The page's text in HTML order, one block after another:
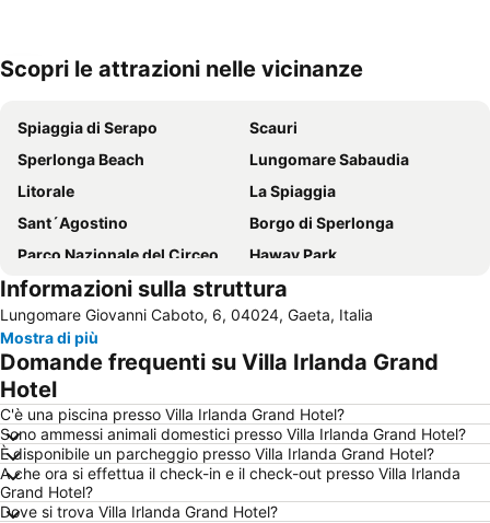
Espandi mappa
Scopri le attrazioni nelle vicinanze
Spiaggia di Serapo
Scauri
Sperlonga Beach
Lungomare Sabaudia
Litorale
La Spiaggia
Sant´Agostino
Borgo di Sperlonga
Parco Nazionale del Circeo
Haway Park
Porto di mare
Riviera di Ponente - Lago Lungo
Abbazia di Monte Cassino
Riviera di Levante
Lungomare della Repubblica
Parco Regionale Riviera di Ulisse
Litorale
Сentro storico
Ariana beach
Pinetamare
Via Lungomare Caboto
Cascate del Liri
Via Appia loto Napoli
Montagna Spaccata
Spiaggia Dell´Arenauta
Informazioni sulla struttura
Lungomare Giovanni Caboto, 6, 04024, Gaeta, Italia
Mostra di più
Domande frequenti su Villa Irlanda Grand
Hotel
C'è una piscina presso Villa Irlanda Grand Hotel?
Sono ammessi animali domestici presso Villa Irlanda Grand Hotel?
È disponibile un parcheggio presso Villa Irlanda Grand Hotel?
A che ora si effettua il check-in e il check-out presso Villa Irlanda
Grand Hotel?
Dove si trova Villa Irlanda Grand Hotel?